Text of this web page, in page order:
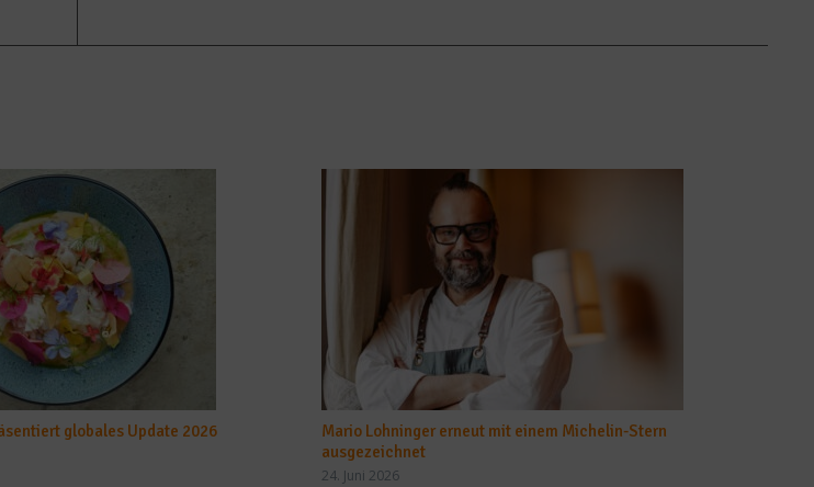
globales Update 2026
Mario Lohninger erneut mit einem Michelin-Stern
ausgezeichnet
24. Juni 2026